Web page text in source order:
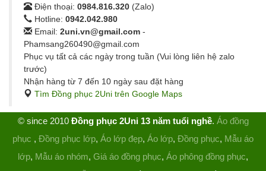
Điện thoại: 0984.816.320 (Zalo)
Hotline: 0942.042.980
Email: 2uni.vn@gmail.com -
Phamsang260490@gmail.com
Phục vụ tất cả các ngày trong tuần (Vui lòng liên hệ zalo
trước)
Nhận hàng từ 7 đến 10 ngày sau đặt hàng
Tìm Đồng phục 2Uni trên Google Maps
© since 2010 Đồng phục 2Uni 13 năm tuổi nghề. Áo đồng
phục , Đồng phục lớp, Áo lớp đẹp, Áo lớp, Đồng phục, Mẫu áo
lớp, Mẫu áo nhóm, Giá áo đồng phục, Áo phông đồng phục,